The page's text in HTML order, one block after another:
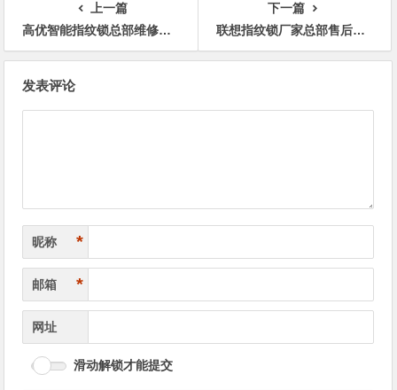
上一篇
高优智能指纹锁总部维修服务热线
下一篇
联想指纹锁厂家总部售后全国售后服务电话号码
发表评论
昵称 *
邮箱 *
网址
滑动解锁才能提交